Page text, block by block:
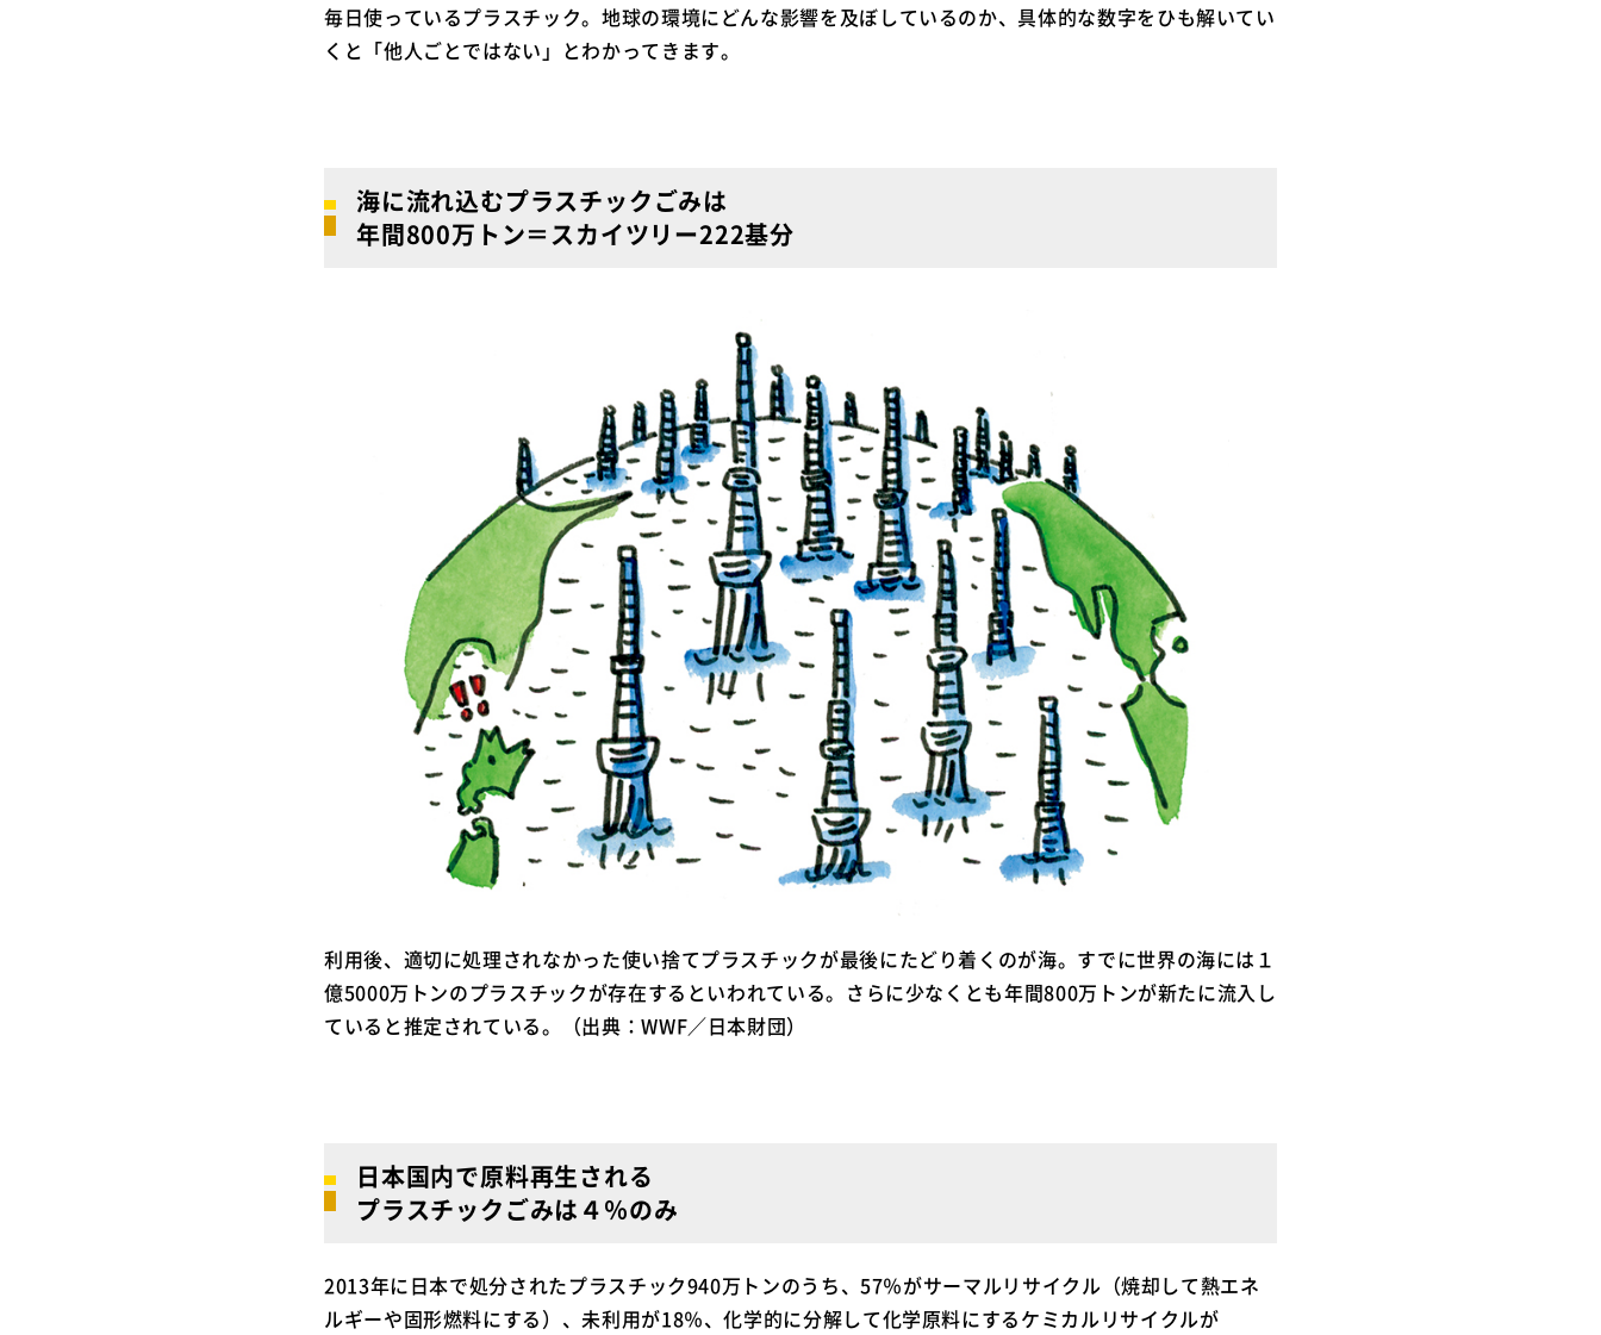
毎日使っているプラスチック。地球の環境にどんな影響を及ぼしているのか、具体的な数字をひも解いてい
くと「他人ごとではない」とわかってきます。
海に流れ込むプラスチックごみは
年間800万トン＝スカイツリー222基分
利用後、適切に処理されなかった使い捨てプラスチックが最後にたどり着くのが海。すでに世界の海には１
億5000万トンのプラスチックが存在するといわれている。さらに少なくとも年間800万トンが新たに流入し
ていると推定されている。（出典：WWF／日本財団）
日本国内で原料再生される
プラスチックごみは４％のみ
2013年に日本で処分されたプラスチック940万トンのうち、57％がサーマルリサイクル（焼却して熱エネ
ルギーや固形燃料にする）、未利用が18％、化学的に分解して化学原料にするケミカルリサイクルが